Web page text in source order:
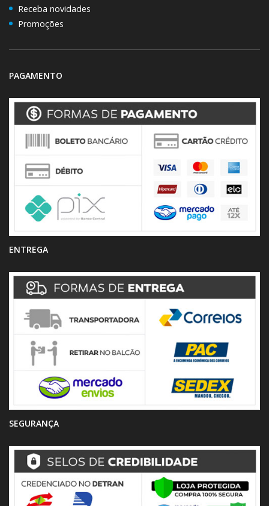
Receba novidades
Promoções
PAGAMENTO
ENTREGA
SEGURANÇA